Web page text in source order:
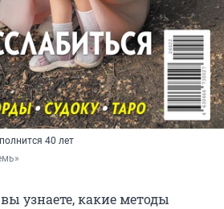
40 лет
узнаете, какие методы